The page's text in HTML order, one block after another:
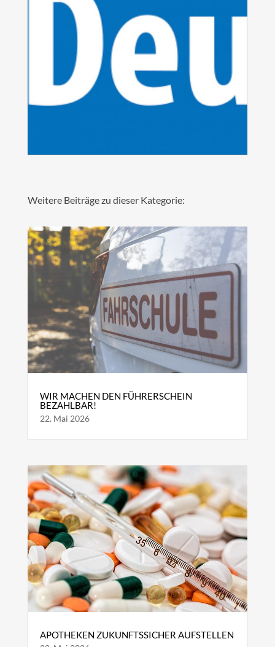
Weitere Beiträge zu dieser Kategorie:
WIR MACHEN DEN FÜHRERSCHEIN
BEZAHLBAR!
22. Mai 2026
APOTHEKEN ZUKUNFTSSICHER AUFSTELLEN